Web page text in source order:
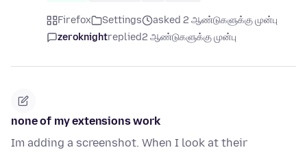
Firefox Settings
asked 2 ஆண்டுகளுக்கு முன்பு
zeroknightreplied2 ஆண்டுகளுக்கு முன்பு
none of my extensions work
Im adding a screenshot. When I look at their